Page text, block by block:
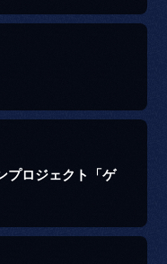
プロジェクト「ゲ